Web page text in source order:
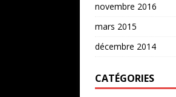
novembre 2016
mars 2015
décembre 2014
CATÉGORIES